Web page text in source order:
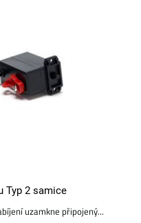
Typ 2 samice
uzamkne připojený...